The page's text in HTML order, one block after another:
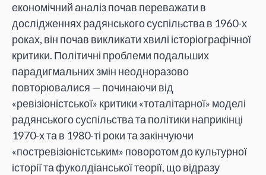
економічний аналіз почав переважати в
дослідженнях радянського суспільства в 1960-х
роках, він почав викликати хвилі історіографічної
критики. Політичні проблеми подальших
парадигмальних змін неодноразово
повторювалися — починаючи від
«ревізіоністської» критики «тоталітарної» моделі
радянського суспільства та політики наприкінці
1970-х та в 1980-ті роки та закінчуючи
«постревізіоністським» поворотом до культурної
історії та фуколдіанської теорії, що відразу